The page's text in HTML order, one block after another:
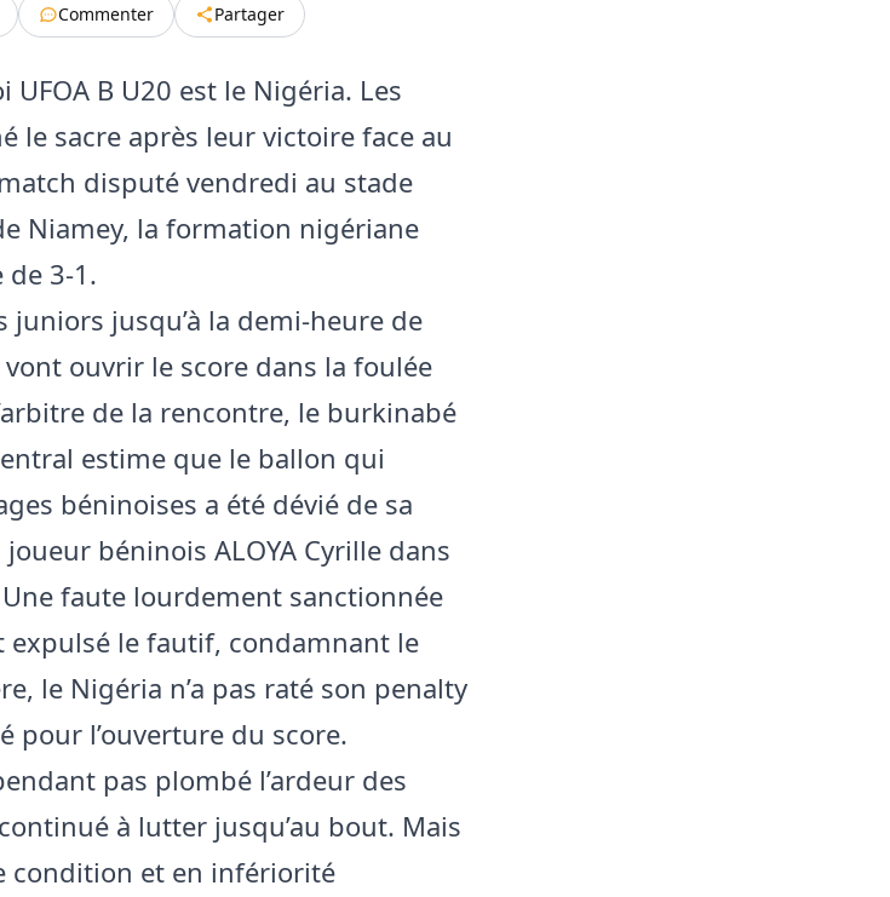
Commenter Partager
B U20 est le Nigéria. Les
le sacre après leur victoire face au
disputé vendredi au stade
Niamey, la formation nigériane
de 3-1.
juniors jusqu’à la demi-heure de
ouvrir le score dans la foulée
de la rencontre, le burkinabé
estime que le ballon qui
béninoises a été dévié de sa
béninois ALOYA Cyrille dans
faute lourdement sanctionnée
expulsé le fautif, condamnant le
le Nigéria n’a pas raté son penalty
pour l’ouverture du score.
pas plombé l’ardeur des
à lutter jusqu’au bout. Mais
condition et en infériorité